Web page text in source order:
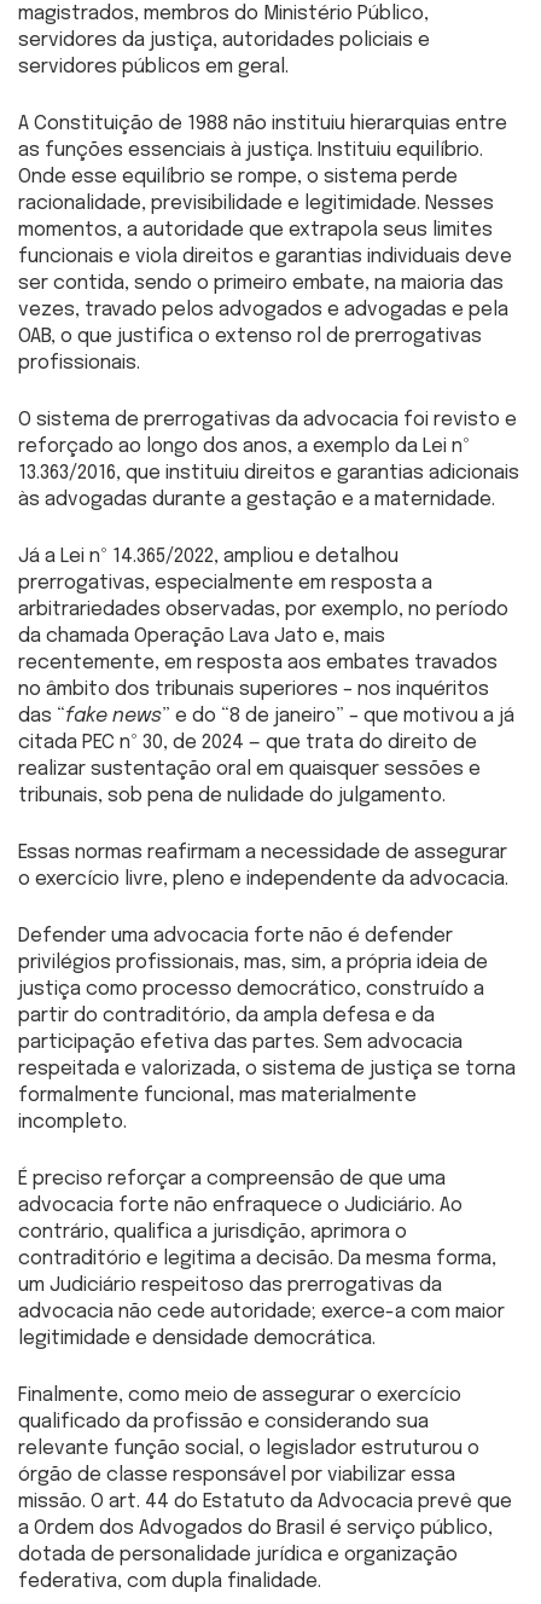
magistrados, membros do Ministério Público,
servidores da justiça, autoridades policiais e
servidores públicos em geral.
A Constituição de 1988 não instituiu hierarquias entre
as funções essenciais à justiça. Instituiu equilíbrio.
Onde esse equilíbrio se rompe, o sistema perde
racionalidade, previsibilidade e legitimidade. Nesses
momentos, a autoridade que extrapola seus limites
funcionais e viola direitos e garantias individuais deve
ser contida, sendo o primeiro embate, na maioria das
vezes, travado pelos advogados e advogadas e pela
OAB, o que justifica o extenso rol de prerrogativas
profissionais.
O sistema de prerrogativas da advocacia foi revisto e
reforçado ao longo dos anos, a exemplo da Lei nº
13.363/2016, que instituiu direitos e garantias adicionais
às advogadas durante a gestação e a maternidade.
Já a Lei nº 14.365/2022, ampliou e detalhou
prerrogativas, especialmente em resposta a
arbitrariedades observadas, por exemplo, no período
da chamada Operação Lava Jato e, mais
recentemente, em resposta aos embates travados
no âmbito dos tribunais superiores – nos inquéritos
das “fake news” e do “8 de janeiro” – que motivou a já
citada PEC nº 30, de 2024 — que trata do direito de
realizar sustentação oral em quaisquer sessões e
tribunais, sob pena de nulidade do julgamento.
Essas normas reafirmam a necessidade de assegurar
o exercício livre, pleno e independente da advocacia.
Defender uma advocacia forte não é defender
privilégios profissionais, mas, sim, a própria ideia de
justiça como processo democrático, construído a
partir do contraditório, da ampla defesa e da
participação efetiva das partes. Sem advocacia
respeitada e valorizada, o sistema de justiça se torna
formalmente funcional, mas materialmente
incompleto.
É preciso reforçar a compreensão de que uma
advocacia forte não enfraquece o Judiciário. Ao
contrário, qualifica a jurisdição, aprimora o
contraditório e legitima a decisão. Da mesma forma,
um Judiciário respeitoso das prerrogativas da
advocacia não cede autoridade; exerce-a com maior
legitimidade e densidade democrática.
Finalmente, como meio de assegurar o exercício
qualificado da profissão e considerando sua
relevante função social, o legislador estruturou o
órgão de classe responsável por viabilizar essa
missão. O art. 44 do Estatuto da Advocacia prevê que
a Ordem dos Advogados do Brasil é serviço público,
dotada de personalidade jurídica e organização
federativa, com dupla finalidade.